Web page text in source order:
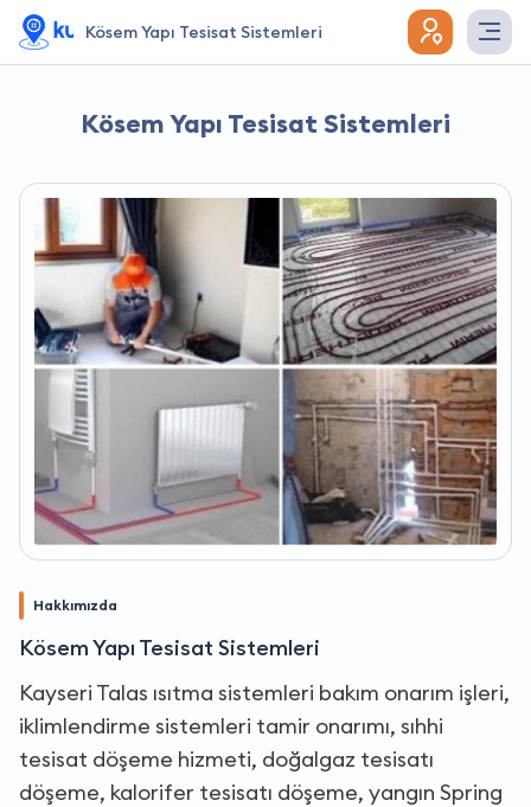
Kösem Yapı Tesisat Sistemleri
Kösem Yapı Tesisat Sistemleri
Hakkımızda
Kösem Yapı Tesisat Sistemleri
Kayseri Talas ısıtma sistemleri bakım onarım işleri,
iklimlendirme sistemleri tamir onarımı, sıhhi
tesisat döşeme hizmeti, doğalgaz tesisatı
döşeme, kalorifer tesisatı döşeme, yangın Spring